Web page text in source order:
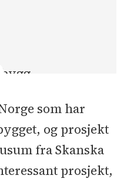
kvadratmeter
KF
som har
og prosjekt
fra Skanska
prosjekt,